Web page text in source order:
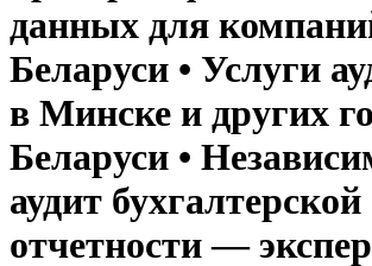
данных для
Беларуси • Услуги
в Минске и других
Беларуси •
аудит бухгалтерской
отчетности —